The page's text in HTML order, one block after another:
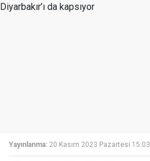
Yayınlanma: 20 Kasım 2023 Pazartesi 15:03